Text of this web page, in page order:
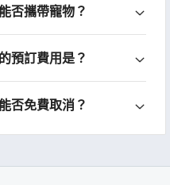
否攜帶寵物？
預訂費用是？
否免費取消？